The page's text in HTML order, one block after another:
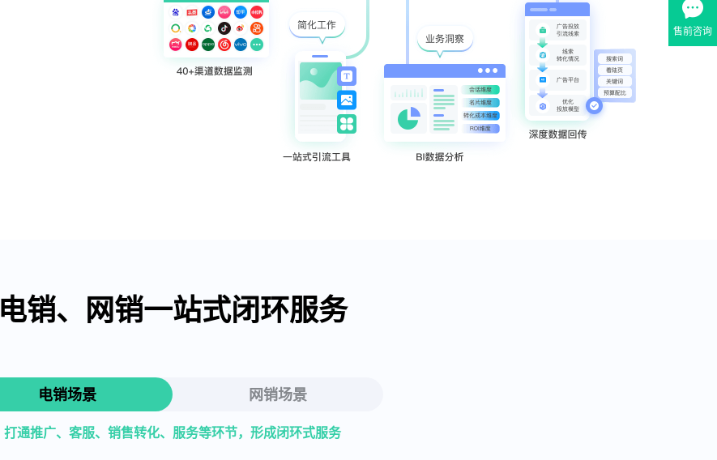
售前咨询
电销、网销一站式闭环服务
电销场景 网销场景
打通推广、客服、销售转化、服务等环节，形成闭环式服务